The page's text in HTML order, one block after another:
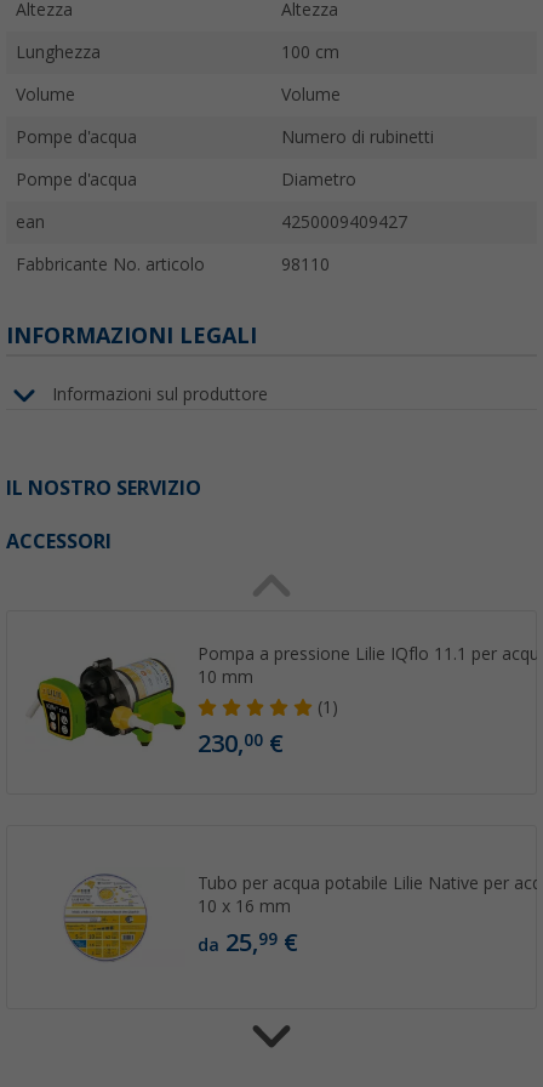
Altezza Altezza
Lunghezza 100 cm
Volume Volume
Pompe d'acqua Numero di rubinetti
Pompe d'acqua Diametro
ean 4250009409427
Fabbricante No. articolo 98110
INFORMAZIONI LEGALI
Informazioni sul produttore
IL NOSTRO SERVIZIO
ACCESSORI
Pompa a pressione Lilie IQflo 11.1 per
10 mm
(1)
230,00 €
Tubo per acqua potabile Lilie Native per
10 x 16 mm
da 25,99 €